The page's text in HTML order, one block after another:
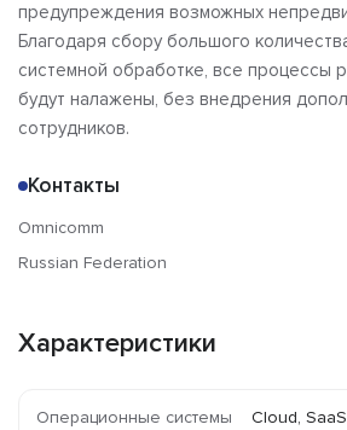
предупреждения возможных
Благодаря сбору большого
системной обработке, все процессы
будут налажены, без внедрения
сотрудников.
Контакты
Omnicomm
Russian Federation
Характеристики
Операционные системы Cloud,